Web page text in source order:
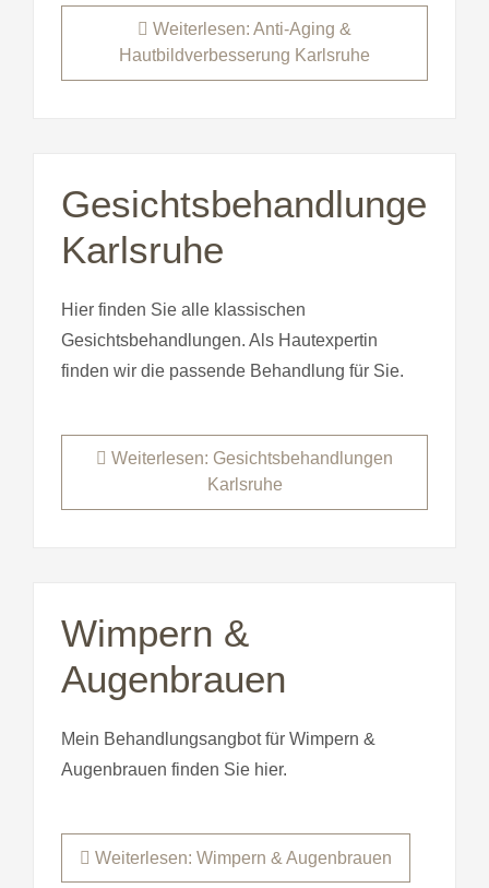
Weiterlesen: Anti-Aging &
Hautbildverbesserung Karlsruhe
Gesichtsbehandlungen
Karlsruhe
Hier finden Sie alle klassischen
Gesichtsbehandlungen. Als Hautexpertin
finden wir die passende Behandlung für Sie.
Weiterlesen: Gesichtsbehandlungen
Karlsruhe
Wimpern &
Augenbrauen
Mein Behandlungsangbot für Wimpern &
Augenbrauen finden Sie hier.
Weiterlesen: Wimpern & Augenbrauen